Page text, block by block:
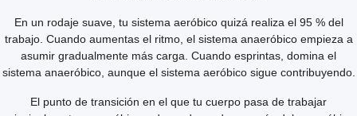
En un rodaje suave, tu sistema aeróbico quizá realiza el 95 % del
trabajo. Cuando aumentas el ritmo, el sistema anaeróbico empieza a
asumir gradualmente más carga. Cuando esprintas, domina el
sistema anaeróbico, aunque el sistema aeróbico sigue contribuyendo.
El punto de transición en el que tu cuerpo pasa de trabajar